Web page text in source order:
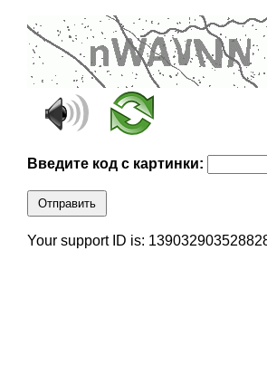
Введите код с картинки:
Отправить
Your support ID is: